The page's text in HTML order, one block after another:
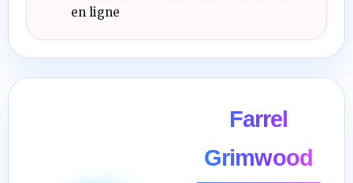
en ligne
Farrel
Grimwood